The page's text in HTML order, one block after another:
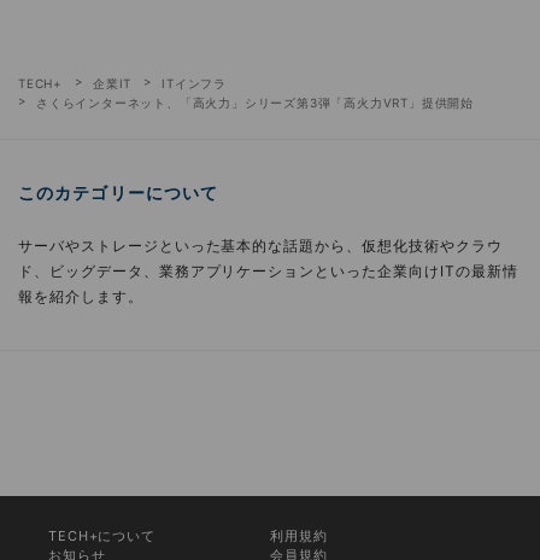
TECH+ 企業IT
ITインフラ
さくらインターネット、「高火力」シリーズ第3弾「高火力VRT」提供開始
このカテゴリーについて
サーバやストレージといった基本的な話題から、仮想化技術やクラウ
ド、ビッグデータ、業務アプリケーションといった企業向けITの最新情
報を紹介します。
TECH+について
利用規約
お知らせ
会員規約